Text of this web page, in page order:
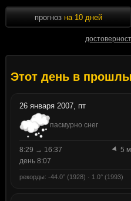
прогноз на 10 дней
Этот день в
26 января 2007, пт
пасмурно снег
8:29 → 16:37
5
день 8:07
рекорды: -44.0° (1928) · 1.0° (1993)